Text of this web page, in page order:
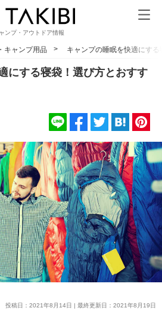
ンプ・アウトドア情報
キャンプ用品 キャンプの睡眠を快適にす
にする寝袋！選び方とおすす
投稿日：2021年8月14日 | 最終更新日：2021年8月19日